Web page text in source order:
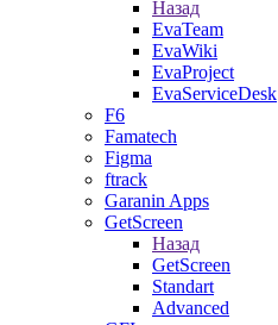
Назад
EvaTeam
EvaWiki
EvaProject
EvaServiceDesk
F6
Famatech
Figma
ftrack
Garanin Apps
GetScreen
Назад
GetScreen
Standart
Advanced